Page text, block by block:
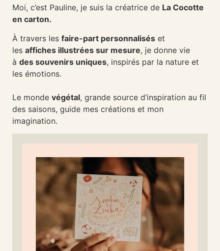
Moi, c’est Pauline, je suis la créatrice de La Cocotte
en carton.
À travers les faire-part personnalisés et
les affiches illustrées sur mesure, je donne vie
à des souvenirs uniques, inspirés par la nature et
les émotions.
Le monde végétal, grande source d’inspiration au fil
des saisons, guide mes créations et mon
imagination.